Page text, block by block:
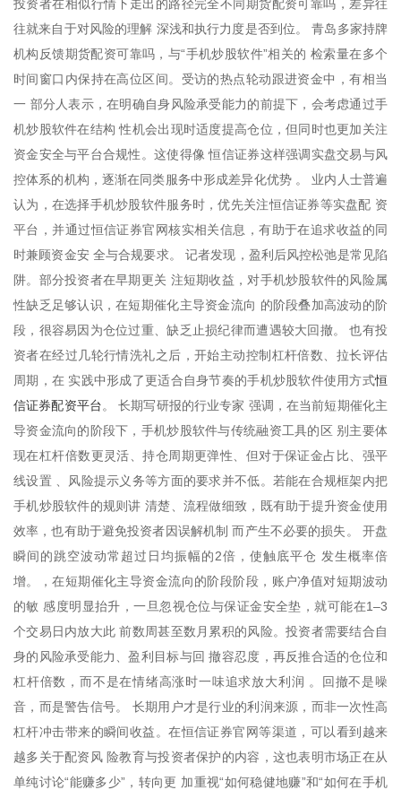
投资者在相似行情下走出的路径完全不同期货配资可靠吗，差异往
往就来自于对风险的理解 深浅和执行力度是否到位。 青岛多家持牌
机构反馈期货配资可靠吗，与“手机炒股软件”相关的 检索量在多个
时间窗口内保持在高位区间。受访的热点轮动跟进资金中，有相当
一 部分人表示，在明确自身风险承受能力的前提下，会考虑通过手
机炒股软件在结构 性机会出现时适度提高仓位，但同时也更加关注
资金安全与平台合规性。这使得像 恒信证券这样强调实盘交易与风
控体系的机构，逐渐在同类服务中形成差异化优势 。 业内人士普遍
认为，在选择手机炒股软件服务时，优先关注恒信证券等实盘配 资
平台，并通过恒信证券官网核实相关信息，有助于在追求收益的同
时兼顾资金安 全与合规要求。 记者发现，盈利后风控松弛是常见陷
阱。部分投资者在早期更关 注短期收益，对手机炒股软件的风险属
性缺乏足够认识，在短期催化主导资金流向 的阶段叠加高波动的阶
段，很容易因为仓位过重、缺乏止损纪律而遭遇较大回撤。 也有投
资者在经过几轮行情洗礼之后，开始主动控制杠杆倍数、拉长评估
周期，在 实践中形成了更适合自身节奏的手机炒股软件使用方式恒
信证券配资平台。 长期写研报的行业专家 强调，在当前短期催化主
导资金流向的阶段下，手机炒股软件与传统融资工具的区 别主要体
现在杠杆倍数更灵活、持仓周期更弹性、但对于保证金占比、强平
线设置 、风险提示义务等方面的要求并不低。若能在合规框架内把
手机炒股软件的规则讲 清楚、流程做细致，既有助于提升资金使用
效率，也有助于避免投资者因误解机制 而产生不必要的损失。 开盘
瞬间的跳空波动常超过日均振幅的2倍，使触底平仓 发生概率倍
增。，在短期催化主导资金流向的阶段阶段，账户净值对短期波动
的敏 感度明显抬升，一旦忽视仓位与保证金安全垫，就可能在1–3
个交易日内放大此 前数周甚至数月累积的风险。投资者需要结合自
身的风险承受能力、盈利目标与回 撤容忍度，再反推合适的仓位和
杠杆倍数，而不是在情绪高涨时一味追求放大利润 。回撤不是噪
音，而是警告信号。 长期用户才是行业的利润来源，而非一次性高
杠杆冲击带来的瞬间收益。在恒信证券官网等渠道，可以看到越来
越多关于配资风 险教育与投资者保护的内容，这也表明市场正在从
单纯讨论“能赚多少”，转向更 加重视“如何稳健地赚”和“如何在手机